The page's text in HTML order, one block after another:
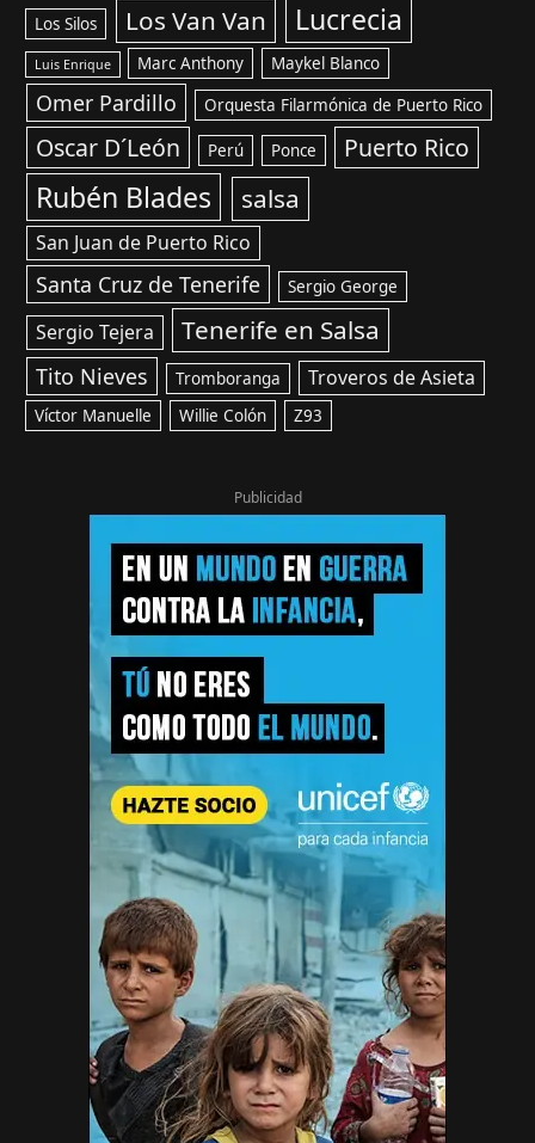
Los Silos Los Van Van Lucrecia
Luis Enrique Marc Anthony Maykel Blanco
Omer Pardillo Orquesta Filarmónica de Puerto Rico
Oscar D´León Perú Ponce Puerto Rico
Rubén Blades salsa
San Juan de Puerto Rico
Santa Cruz de Tenerife Sergio George
Sergio Tejera Tenerife en Salsa
Tito Nieves Tromboranga Troveros de Asieta
Víctor Manuelle Willie Colón Z93
Publicidad